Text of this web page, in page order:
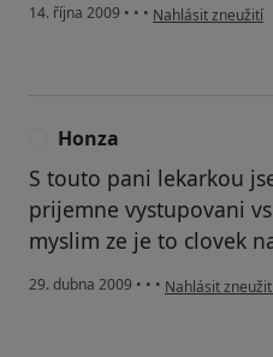
14. října 2009 • • • podle názoru
Nahlásit zneužití
Honza
S touto pani lekarkou
prijemne vystupovani
myslim ze je to clovek
29. dubna 2009 • • • podle názoru
Nahlásit